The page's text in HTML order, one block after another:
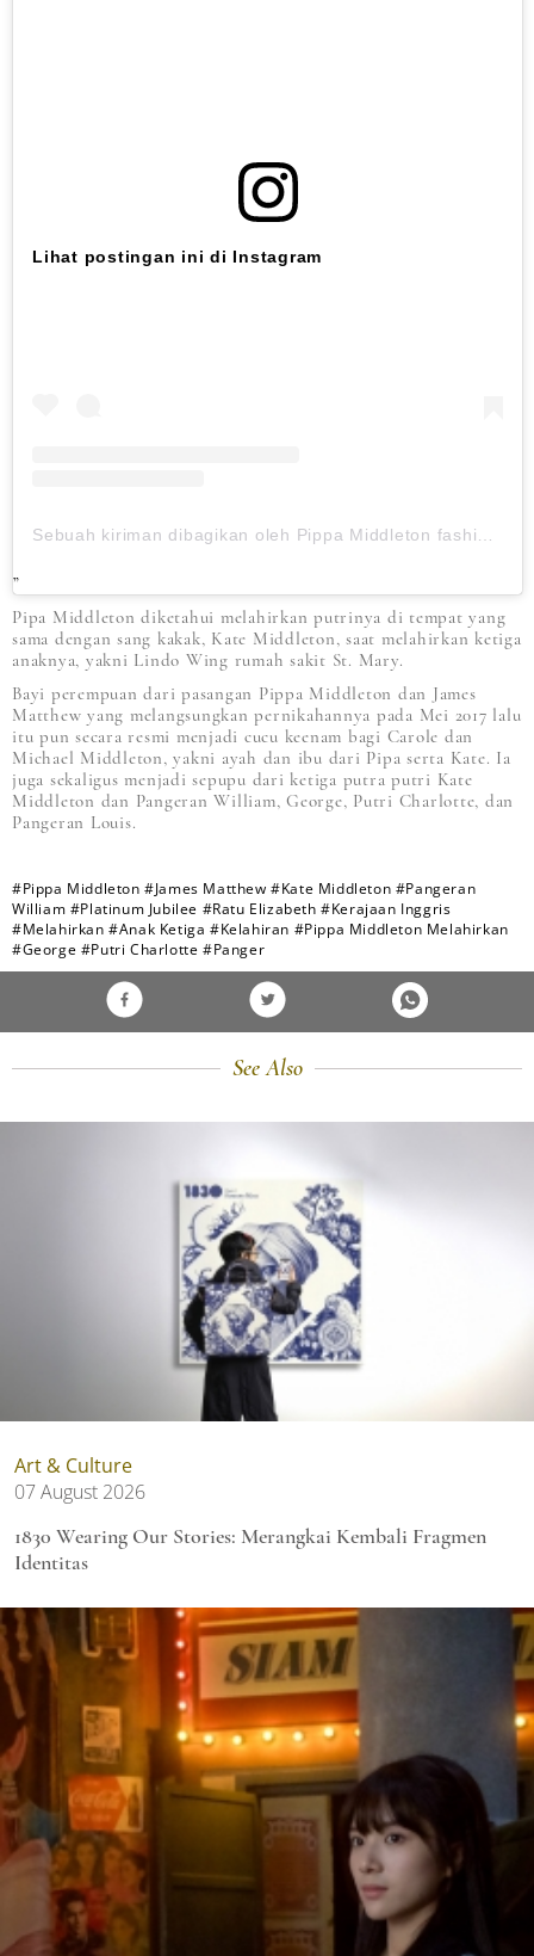
Lihat postingan ini di Instagram
Sebuah kiriman dibagikan oleh Pippa Middleton fashion blog (@pippamiddleton.style)
Pipa Middleton diketahui melahirkan putrinya di tempat yang
sama dengan sang kakak, Kate Middleton, saat melahirkan ketiga
anaknya, yakni Lindo Wing rumah sakit St. Mary.
Bayi perempuan dari pasangan Pippa Middleton dan James
Matthew yang melangsungkan pernikahannya pada Mei 2017 lalu
itu pun secara resmi menjadi cucu keenam bagi Carole dan
Michael Middleton, yakni ayah dan ibu dari Pipa serta Kate. Ia
juga sekaligus menjadi sepupu dari ketiga putra putri Kate
Middleton dan Pangeran William, George, Putri Charlotte, dan
Pangeran Louis.
#Pippa Middleton #James Matthew #Kate Middleton #Pangeran
William #Platinum Jubilee #Ratu Elizabeth #Kerajaan Inggris
#Melahirkan #Anak Ketiga #Kelahiran #Pippa Middleton Melahirkan
#George #Putri Charlotte #Panger
See Also
Art & Culture
07 August 2026
1830 Wearing Our Stories: Merangkai Kembali Fragmen
Identitas